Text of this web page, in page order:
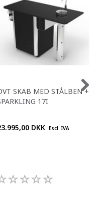
SKAB MED STÅLBEN +
17I
DKK Escl. IVA